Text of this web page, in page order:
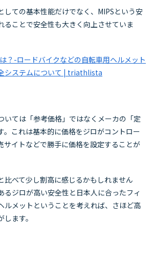
しての基本性能だけでなく、MIPSという安
ることで安全性も大きく向上させていま
？-ロードバイクなどの自転車用ヘルメット
システムについて | triathlista
いては「参考価格」ではなくメーカの「定
。これは基本的に価格をジロがコントロー
サイトなどで勝手に価格を設定することが
比べて少し割高に感じるかもしれません
るジロが高い安全性と日本人に合ったフィ
ルメットということを考えれば、さほど高
ます。